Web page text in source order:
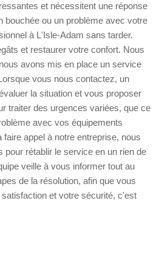
et nécessitent une réponse
bouchée ou un problème avec votre
à L'Isle-Adam sans tarder.
et restaurer votre confort. Nous
avons mis en place un service
vous nous contactez, un
la situation et vous proposer
traiter des urgences variées, que ce
avec vos équipements
appel à notre entreprise, nous
rétablir le service en un rien de
veille à vous informer tout au
de la résolution, afin que vous
et votre sécurité, c'est